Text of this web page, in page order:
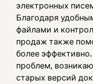
электронных
Благодаря
файлами и
продаж также
более
проблем,
старых версий